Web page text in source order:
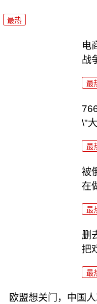
最热
电
战
最
\"
最
被
在
最
删
把
最
欧盟想关门，中国